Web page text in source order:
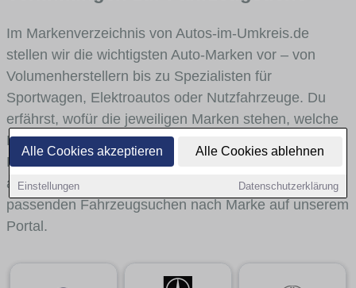
Alle Cookies akzeptieren Alle Cookies ablehnen
Einstellungen Datenschutzerklärung
Im Markenverzeichnis von Autos-im-Umkreis.de
stellen wir die wichtigsten Auto-Marken vor – von
Volumenherstellern bis zu Spezialisten für
Sportwagen, Elektroautos oder Nutzfahrzeuge. Du
erfährst, wofür die jeweiligen Marken stehen, welche
Fahrzeugklassen sie abdecken und wie sich die
Modellwelten unterscheiden. Von den Markenportraits
aus gelangst du mit internen Links bequem zu den
passenden Fahrzeugsuchen nach Marke auf unserem
Portal.